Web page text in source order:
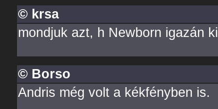
© krsa
mondjuk azt, h Newborn igazán
© Borso
Andris még volt a kékfényben is.